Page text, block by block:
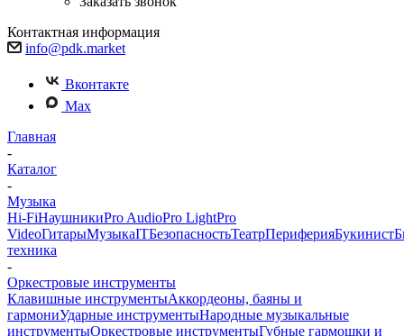
Контактная информация
info@pdk.market
Вконтакте
Max
Главная
-
Каталог
-
Музыка
Hi-FiНаушникиPro AudioPro LightPro
VideoГитарыМузыкаITБезопасностьТеатрПериферияБукинист
техника
-
Оркестровые инструменты
Клавишные инструментыАккордеоны, баяны и
гармониУдарные инструментыНародные музыкальные
инструментыОркестровые инструментыГубные гармошки и